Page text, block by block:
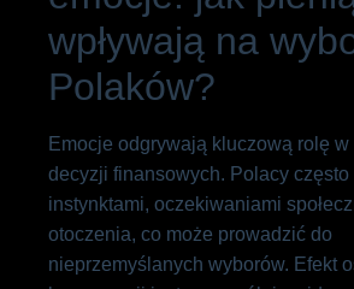
wpływają na
Polaków?
Emocje odgrywają kluczową rolę
decyzji finansowych. Polacy często
instynktami, oczekiwaniami
otoczenia, co może prowadzić do
nieprzemyślanych wyborów. Efekt